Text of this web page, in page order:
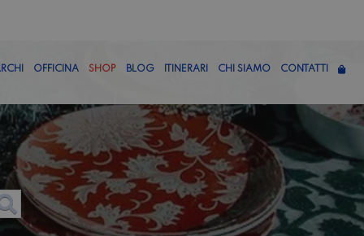
OFFICINA SHOP BLOG ITINERARI CHI SIAMO CONTATTI